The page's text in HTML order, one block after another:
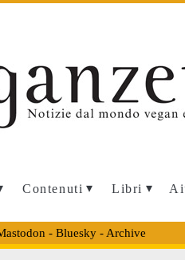
Contenuti Libri
- Bluesky- Archive